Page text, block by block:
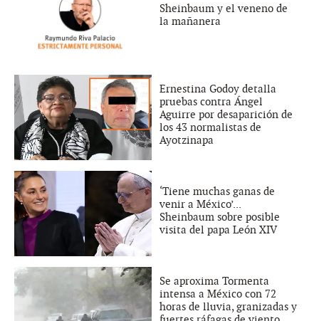
Sheinbaum y el veneno de
la mañanera
Ernestina Godoy detalla
pruebas contra Ángel
Aguirre por desaparición de
los 43 normalistas de
Ayotzinapa
‘Tiene muchas ganas de
venir a México’...
Sheinbaum sobre posible
visita del papa León XIV
Se aproxima Tormenta
intensa a México con 72
horas de lluvia, granizadas y